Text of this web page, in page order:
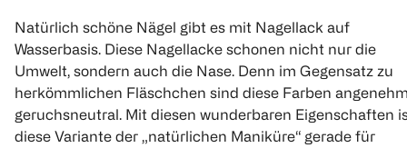
Natürlich schöne Nägel gibt es mit Nagellack auf
Wasserbasis. Diese Nagellacke schonen nicht nur die
Umwelt, sondern auch die Nase. Denn im Gegensatz zu
herkömmlichen Fläschchen sind diese Farben
geruchsneutral. Mit diesen wunderbaren Eigenschaften
diese Variante der „natürlichen Maniküre“ gerade für